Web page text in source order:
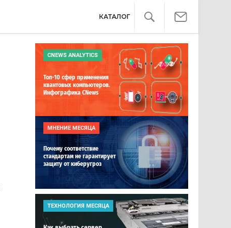
КАТАЛОГ
CNEWS ANALYTICS
Топ-10 сфер применения
квантовых компьютеров.
Инфографика CNews
МНЕНИЕ МЕСЯЦА
Почему соответствие
стандартам не гарантирует
защиту от киберугроз
ТЕХНОЛОГИЯ МЕСЯЦА